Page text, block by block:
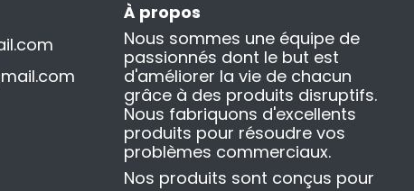
À propos
Nous sommes une équipe de
passionnés dont le but est
d'améliorer la vie de chacun
grâce à des produits disruptifs.
Nous fabriquons d'excellents
produits pour résoudre vos
problèmes commerciaux.
Nos produits sont conçus pour